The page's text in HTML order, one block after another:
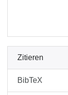
Zitieren
BibTeX